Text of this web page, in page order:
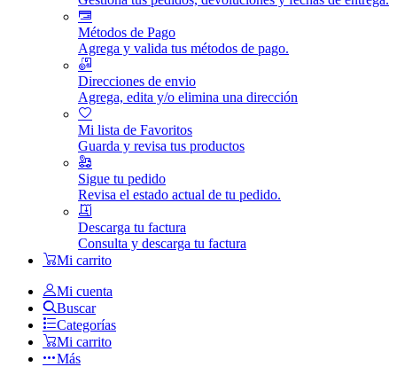
Métodos de Pago
Agrega y valida tus métodos de pago.
Direcciones de envio
Agrega, edita y/o elimina una dirección
Mi lista de Favoritos
Guarda y revisa tus productos
Sigue tu pedido
Revisa el estado actual de tu pedido.
Descarga tu factura
Consulta y descarga tu factura
Mi carrito
Mi cuenta
Buscar
Categorías
Mi carrito
Más